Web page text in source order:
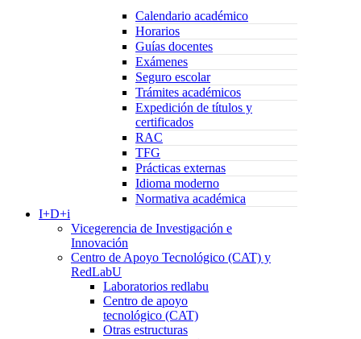
Calendario académico
Horarios
Guías docentes
Exámenes
Seguro escolar
Trámites académicos
Expedición de títulos y
certificados
RAC
TFG
Prácticas externas
Idioma moderno
Normativa académica
I+D+i
Vicegerencia de Investigación e
Innovación
Centro de Apoyo Tecnológico (CAT) y
RedLabU
Laboratorios redlabu
Centro de apoyo
tecnológico (CAT)
Otras estructuras